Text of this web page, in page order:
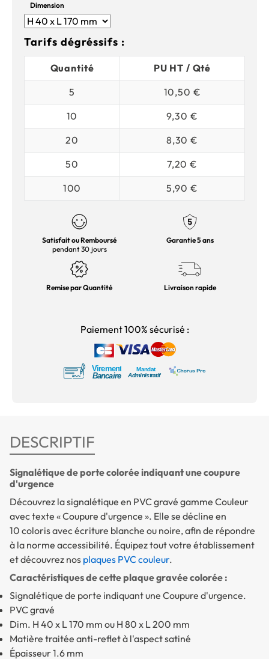
Dimension
Tarifs dégréssifs :
Quantité
PU HT / Qté
5
10,50 €
10
9,30 €
20
8,30 €
50
7,20 €
100
5,90 €
Satisfait ou Remboursé
pendant 30 jours
Garantie 5 ans
Remise par Quantité Livraison rapide
Paiement 100% sécurisé :
DESCRIPTIF
Signalétique de porte colorée indiquant une coupure
d'urgence
Découvrez la signalétique en PVC gravé gamme Couleur
avec texte « Coupure d'urgence ». Elle se décline en
10 coloris avec écriture blanche ou noire, afin de répondre
à la norme accessibilité. Équipez tout votre établissement
et découvrez nos plaques PVC couleur.
Caractéristiques de cette plaque gravée colorée :
Signalétique de porte indiquant une Coupure d'urgence.
PVC gravé
Dim. H 40 x L 170 mm ou H 80 x L 200 mm
Matière traitée anti-reflet à l'aspect satiné
Épaisseur 1.6 mm